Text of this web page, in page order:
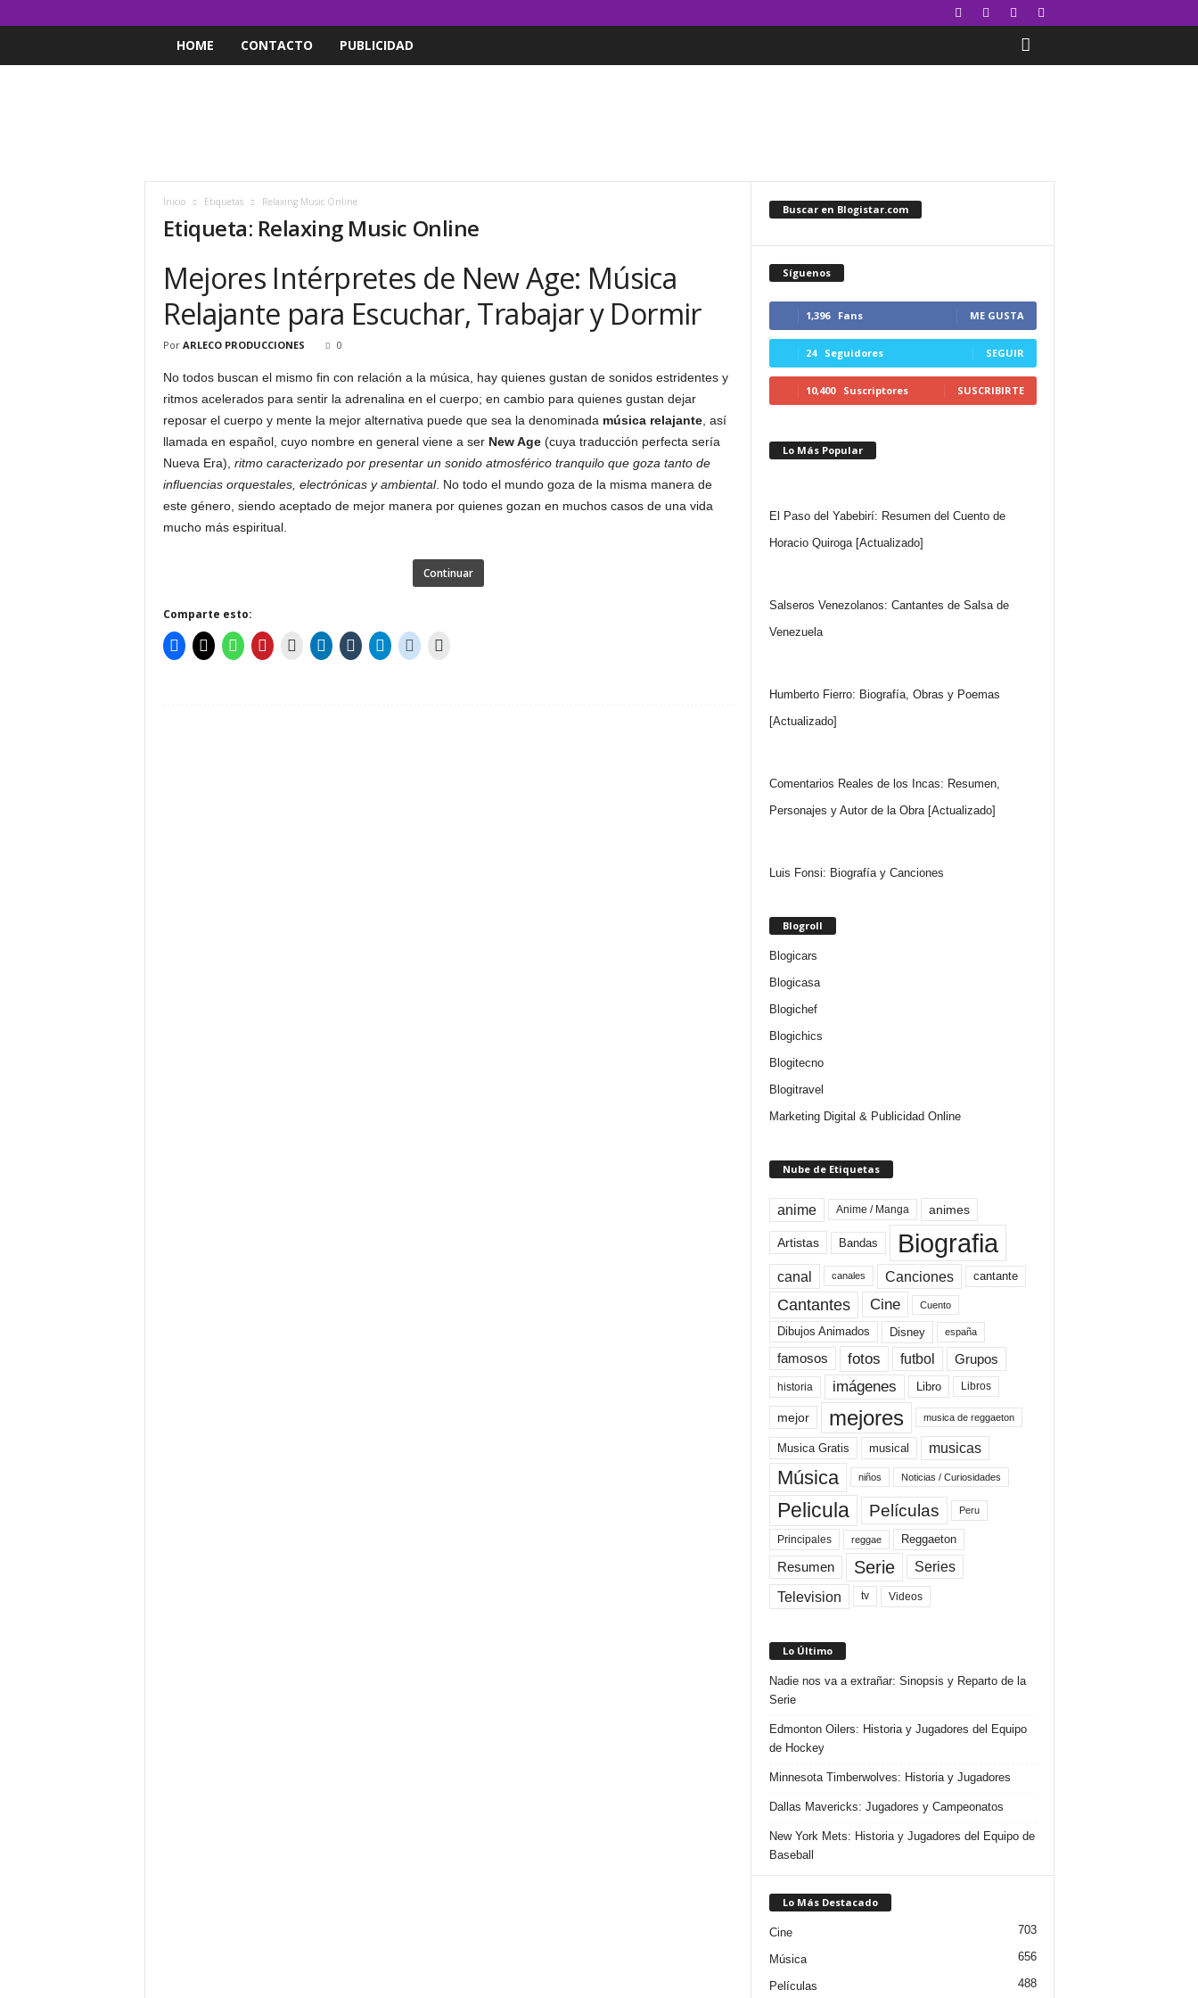
HOME CONTACTO PUBLICIDAD
Inicio Etiquetas Relaxing Music Online
Etiqueta: Relaxing Music Online
Mejores Intérpretes de New Age: Música
Relajante para Escuchar, Trabajar y Dormir
Por ARLECO PRODUCCIONES 0
No todos buscan el mismo fin con relación a la música, hay quienes gustan de sonidos estridentes y
ritmos acelerados para sentir la adrenalina en el cuerpo; en cambio para quienes gustan dejar
reposar el cuerpo y mente la mejor alternativa puede que sea la denominada música relajante, así
llamada en español, cuyo nombre en general viene a ser New Age(cuya traducción perfecta sería
Nueva Era), ritmo caracterizado por presentar un sonido atmosférico tranquilo que goza tanto de
influencias orquestales, electrónicas y ambiental. No todo el mundo goza de la misma manera de
este género, siendo aceptado de mejor manera por quienes gozan en muchos casos de una vida
mucho más espiritual.
Continuar
Comparte esto:
Buscar en Blogistar.com
Síguenos
1,396 Fans ME GUSTA
24 Seguidores SEGUIR
10,400 Suscriptores SUSCRIBIRTE
Lo Más Popular
El Paso del Yabebirí: Resumen del Cuento de
Horacio Quiroga [Actualizado]
Salseros Venezolanos: Cantantes de Salsa de
Venezuela
Humberto Fierro: Biografía, Obras y Poemas
[Actualizado]
Comentarios Reales de los Incas: Resumen,
Personajes y Autor de la Obra [Actualizado]
Luis Fonsi: Biografía y Canciones
Blogroll
Blogicars
Blogicasa
Blogichef
Blogichics
Blogitecno
Blogitravel
Marketing Digital & Publicidad Online
Nube de Etiquetas
anime Anime / Manga animes
Artistas Bandas Biografia
canal canales Canciones cantante
Cantantes Cine Cuento
Dibujos Animados Disney españa
famosos fotos futbol Grupos
historia imágenes Libro Libros
mejor mejores musica de reggaeton
Musica Gratis musical musicas
Música niños Noticias / Curiosidades
Pelicula Películas Peru
Principales reggae Reggaeton
Resumen Serie Series
Television tv Videos
Lo Último
Nadie nos va a extrañar: Sinopsis y Reparto de la
Serie
Edmonton Oilers: Historia y Jugadores del Equipo
de Hockey
Minnesota Timberwolves: Historia y Jugadores
Dallas Mavericks: Jugadores y Campeonatos
New York Mets: Historia y Jugadores del Equipo de
Baseball
Lo Más Destacado
Cine 703
Música 656
Películas 488